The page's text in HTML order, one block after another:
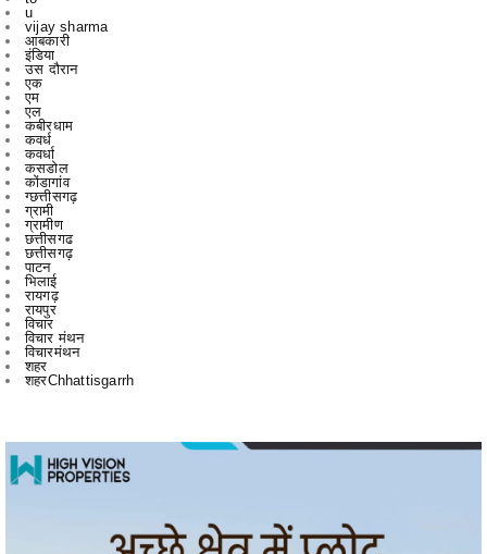
u
vijay sharma
आबकारी
इंडिया
उस दौरान
एक
एम
एल
कबीरधाम
कवर्ध
कवर्धा
कसडोल
कोंडागांव
ग्छत्तीसगढ़
ग्रामी
ग्रामीण
छत्तीसगढ
छत्तीसगढ़
पाटन
भिलाई
रायगढ़
रायपुर
विचार
विचार मंथन
विचारमंथन
शहर
शहरChhattisgarrh